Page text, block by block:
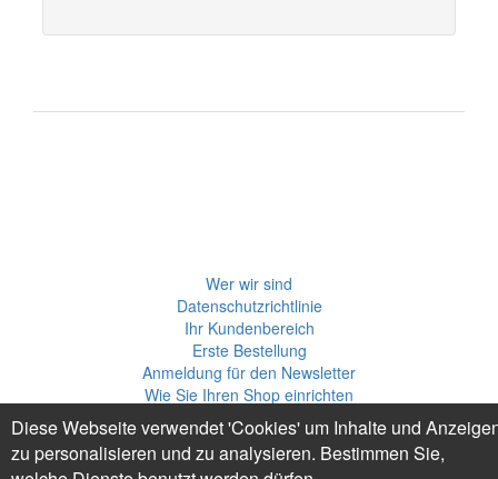
Wer wir sind
Datenschutzrichtlinie
Ihr Kundenbereich
Erste Bestellung
Anmeldung für den Newsletter
Wie Sie Ihren Shop einrichten
Ihr Verkäuferbereich
Einen kreativen Eintrag veröffentlichen
Diese Webseite verwendet 'Cookies' um Inhalte und
zu personalisieren und zu analysieren. Bestimmen Sie,